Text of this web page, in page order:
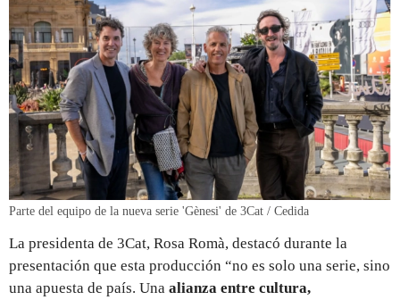
Parte del equipo de la nueva serie 'Gènesi' de 3Cat / Cedida
La presidenta de 3Cat, Rosa Romà, destacó durante la
presentación que esta producción “no es solo una serie, sino
una apuesta de país. Una alianza entre cultura,